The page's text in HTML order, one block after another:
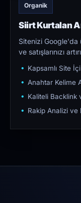
Organik
Siirt Kurtalan
Sitenizi Google'da
ve satışlarınızı
Kapsamlı Site
Anahtar Kelime
Kaliteli Backlink
Rakip Analizi ve